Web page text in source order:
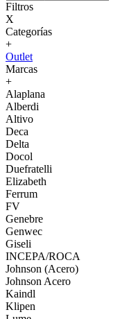
Filtros
X
Categorías
+
Outlet
Marcas
+
Alaplana
Alberdi
Altivo
Deca
Delta
Docol
Duefratelli
Elizabeth
Ferrum
FV
Genebre
Genwec
Giseli
INCEPA/ROCA
Johnson (Acero)
Johnson Acero
Kaindl
Klipen